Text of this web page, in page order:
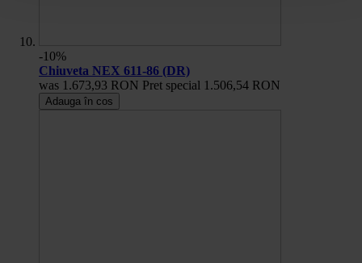
-10%
Chiuveta NEX 611-86 (DR)
was 1.673,93 RON Pret special 1.506,54 RON
Adauga în cos